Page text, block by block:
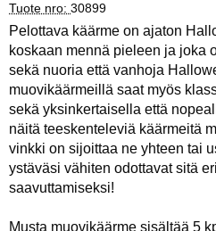
Tuote nro: 30899
Pelottava käärme on ajaton
koskaan mennä pieleen ja joka
sekä nuoria että vanhoja
muovikäärmeillä saat myös
sekä yksinkertaisella että
näitä teeskenteleviä käärmeitä
vinkki on sijoittaa ne yhteen tai
ystäväsi vähiten odottavat sitä
saavuttamiseksi!
Musta muovikäärme sisältää 5